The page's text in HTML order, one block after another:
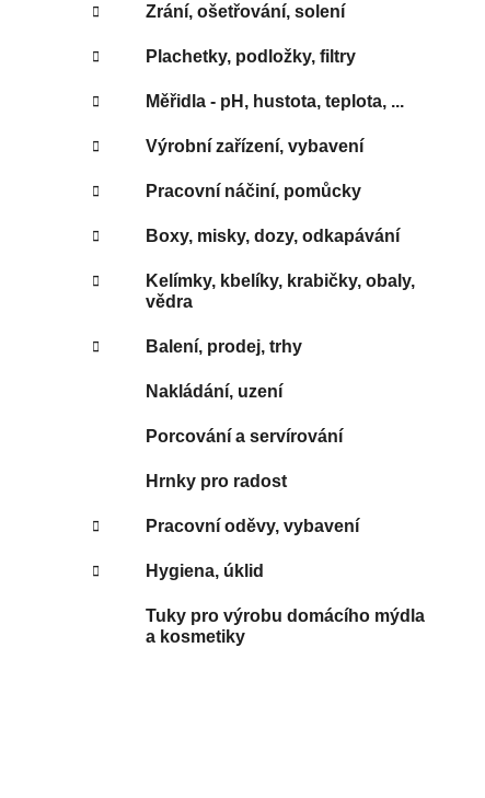
Zrání, ošetřování, solení
Plachetky, podložky, filtry
Měřidla - pH, hustota, teplota, ...
Výrobní zařízení, vybavení
Pracovní náčiní, pomůcky
Boxy, misky, dozy, odkapávání
Kelímky, kbelíky, krabičky, obaly,
vědra
Balení, prodej, trhy
Nakládání, uzení
Porcování a servírování
Hrnky pro radost
Pracovní oděvy, vybavení
Hygiena, úklid
Tuky pro výrobu domácího mýdla
a kosmetiky